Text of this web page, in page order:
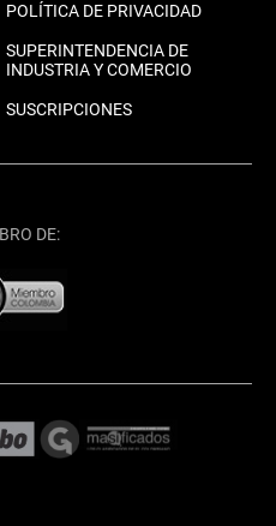
POLÍTICA DE PRIVACIDAD
SUPERINTENDENCIA DE
INDUSTRIA Y COMERCIO
SUSCRIPCIONES
DE: